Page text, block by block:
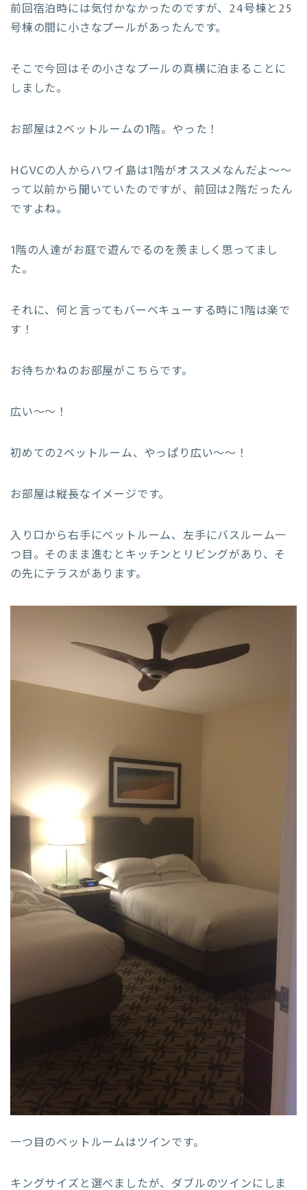
前回宿泊時には気付かなかったのですが、24号棟と25
号棟の間に小さなプールがあったんです。
そこで今回はその小さなプールの真横に泊まることに
しました。
お部屋は2ベットルームの1階。やった！
HGVCの人からハワイ島は1階がオススメなんだよ〜〜
って以前から聞いていたのですが、前回は2階だったん
ですよね。
1階の人達がお庭で遊んでるのを羨ましく思ってまし
た。
それに、何と言ってもバーベキューする時に1階は楽で
す！
お待ちかねのお部屋がこちらです。
広い〜〜！
初めての2ベットルーム、やっぱり広い〜〜！
お部屋は縦長なイメージです。
入り口から右手にベットルーム、左手にバスルーム一
つ目。そのまま進むとキッチンとリビングがあり、そ
の先にテラスがあります。
一つ目のベットルームはツインです。
キングサイズと選べましたが、ダブルのツインにしま